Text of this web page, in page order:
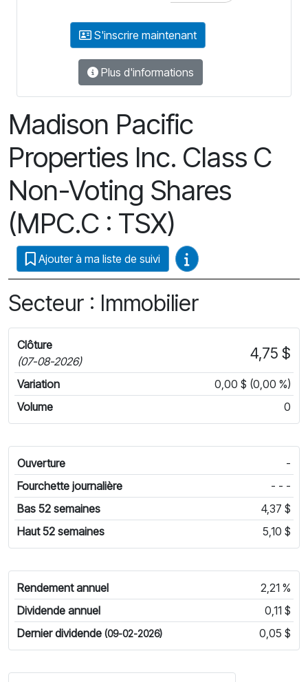
S'inscrire maintenant
Plus d'informations
Madison Pacific
Properties Inc. Class C
Non-Voting Shares
(MPC.C : TSX)
Ajouter à ma liste de suivi Guides vidéo
Secteur : Immobilier
Clôture
(07-08-2026)
4,75 $
Variation
0,00 $ (0,00 %)
Volume
0
Ouverture
-
Fourchette journalière
- - -
Bas 52 semaines
4,37 $
Haut 52 semaines
5,10 $
Rendement annuel
2,21 %
Dividende annuel
0,11 $
Dernier dividende (09-02-2026) 0,05 $